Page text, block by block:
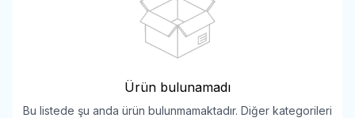
Ürün bulunamadı
Bu listede şu anda ürün bulunmamaktadır. Diğer kategorileri